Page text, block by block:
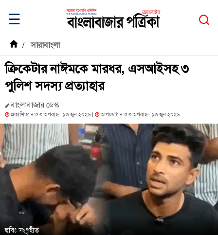
☰
/ সারাবাংলা
ক্রিকেটার নাঈমকে মারধর, এসআইসহ ৩
পুলিশ সদস্য প্রত্যাহার
বাংলাবাজার ডেস্ক
প্রকাশিত: ৪:৫৩ অপরাহ্ন, ১৩ জুন ২০২৬ | আপডেট: ৪:৫৩ অপরাহ্ন, ১৩ জুন ২০২৬
ছবিঃ সংগৃহীত